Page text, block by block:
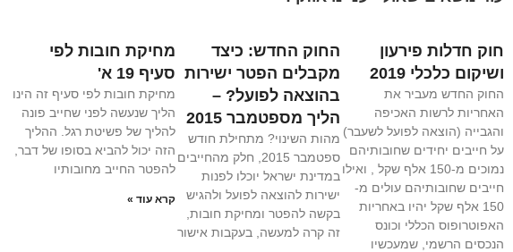
חוק חדלות פירעון
ושיקום כלכלי 2019
החוק החדש מעביר את
האחריות לרשות האכיפה
והגבייה (הוצאה לפועל לשעבר)
על חייבים יחידים שחובותיהם
נמוכים מ-150 אלף שקל , ואילו
חייבים שחובותיהם עולים מ-
150 אלף שקל יהיו באחריות
האפוטרופוס הכללי וכונס
הנכסים הרשמי, שמעכשיו
החוק החדש: כיצד
מקבלים הפטר ישירות
בהוצאה לפועל? –
הליך מספטמבר 2015
מהות השינוי? מתחילת חודש
ספטמבר 2015, חלק מהחייבים
במדינת ישראל יוכלו לפנות
ישירות להוצאה לפועל ולהגיש
בקשה להפטר ומחיקת חובות,
זה קרה למעשה, בעקבות אישור
מחיקת חובות לפי
סעיף 19 א'
מחיקת חובות לפי סעיף זה הינו
הליך שנעשה לפני שחייב פונה
להליך של פשיטת רגל. ההליך
הזה יכול להביא בסופו של דבר,
להפטר החייב מחובותיו
קרא עוד »